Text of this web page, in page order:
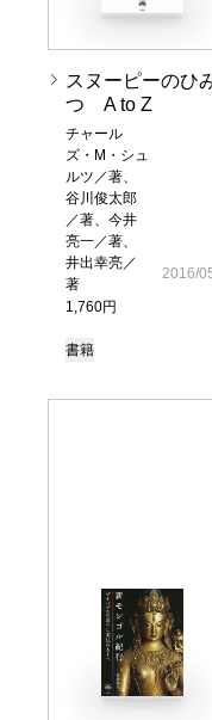
スヌーピーのひ
つ A to Z
チャール
ズ・M・シュ
ルツ／著、
谷川俊太郎
／著、今井
亮一／著、
井出幸亮／
著
1,760円
2016/
書籍